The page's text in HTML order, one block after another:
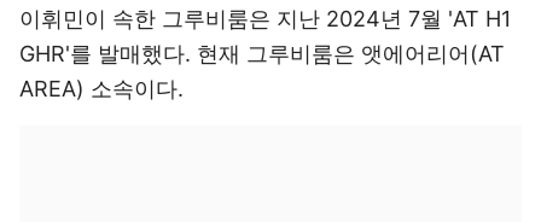
이휘민이 속한 그루비룸은 지난 2024년 7월 'AT H1
GHR'를 발매했다. 현재 그루비룸은 앳에어리어(AT
AREA) 소속이다.